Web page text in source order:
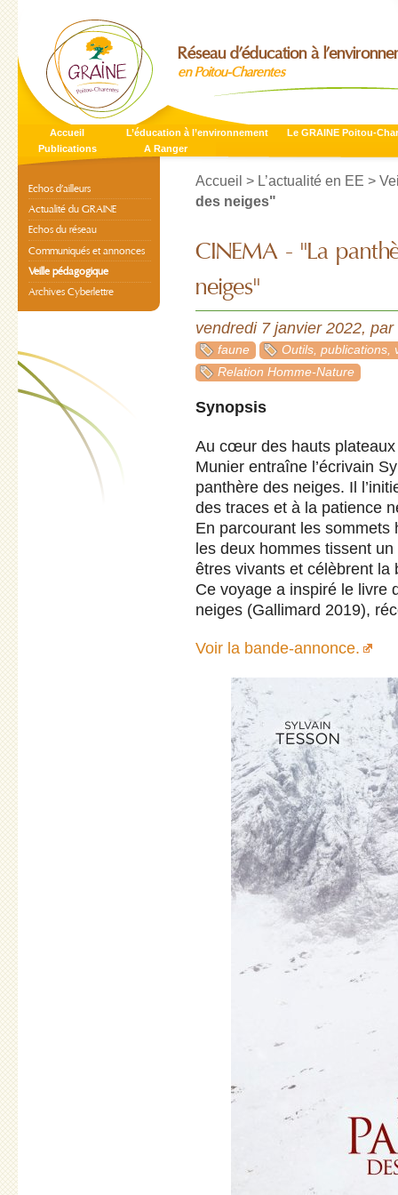
Réseau d’éducation à
en Poitou-Charentes
Accueil L’éducation à l’environnement
Le GRAINE Poitou-
Publications
A Ranger
Accueil > L’actualité en EE >
des neiges"
CINEMA - "La
neiges"
vendredi 7 janvier 2022, par
faune
Outils, publications,
Relation Homme-Nature
Synopsis
Au cœur des hauts
Munier entraîne l’écrivain
panthère des neiges. Il
des traces et à la patience
En parcourant les
les deux hommes tissent
êtres vivants et célèbrent la
Ce voyage a inspiré le livre
neiges (Gallimard 2019),
Voir la bande-annonce.
Echos d’ailleurs
Actualité du GRAINE
Echos du réseau
Communiqués et annonces
Veille pédagogique
Archives Cyberlettre